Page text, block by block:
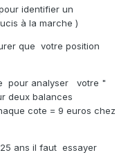
identifier un
à la marche )
que votre position
pour analyser votre "
deux balances
cote = 9 euros chez
ans il faut essayer